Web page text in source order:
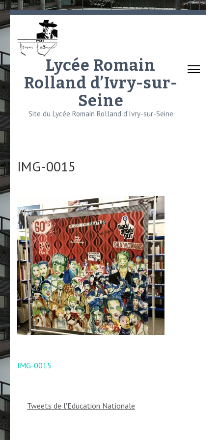
Aller
au
contenu
(Pressez
Entrée)
Lycée Romain
Rolland d’Ivry-sur-
Seine
Site du Lycée Romain Rolland d’Ivry-sur-Seine
IMG-0015
Navigation
IMG-0015
Tweets de l'Education Nationale